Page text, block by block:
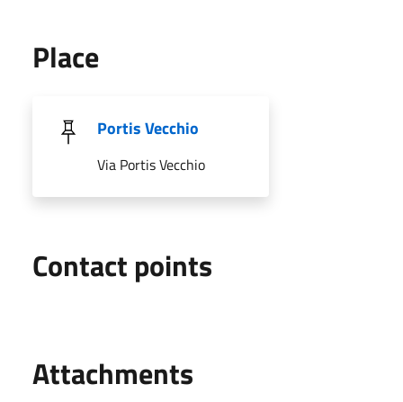
Place
Portis Vecchio
Via Portis Vecchio
Contact points
Attachments